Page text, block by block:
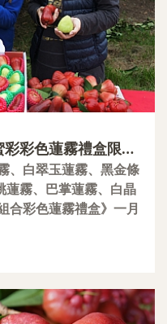
彩色蓮霧禮盒限量
、白翠玉蓮霧、黑金條
蓮霧、巴掌蓮霧、白晶
合彩色蓮霧禮盒》一月